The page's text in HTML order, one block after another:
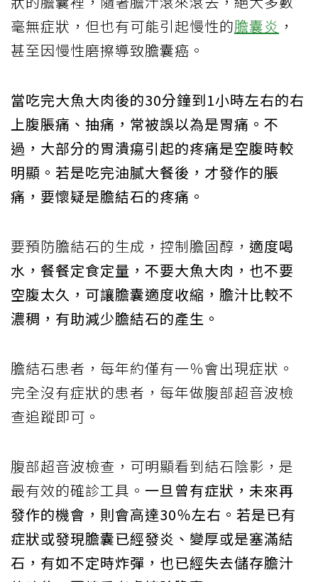
毫無症狀，但也有可能引起慢性的膽囊炎 ，
甚至因慢性磨擦導致膽囊癌。
當吃完大魚大肉後的30分鐘到1小時左右的右
上腹脹痛、抽痛，常被誤以為是胃痛。不
過，大部分的胃潰瘍引起的疼痛是空腹時較
明顯。若是吃完油膩大餐後，才發作的脹
痛，要懷疑是膽結石的疼痛。
要預防膽結石的生成，控制膽固醇， 適度喝
水，餐餐定食定量，不要大魚大肉，也不要
空腹太久，可讓膽囊適度收縮，膽汁比較不
濃稠，有助減少膽結石的產生。
膽結石患者，每年約僅有一％會出現症狀。
完全沒有症狀的患者，每年做腹部超音波檢
查追蹤即可。
腹部超音波檢查，可明顯看到結石陰影，是
最有效的確診工具。 一旦曾有症狀，未來再
發作的機會，則會高達30％左右。若是已有
症狀或發現膽囊已經發炎、變厚或是塞滿結
石，有如不定時炸彈，也已經失去儲存膽汁